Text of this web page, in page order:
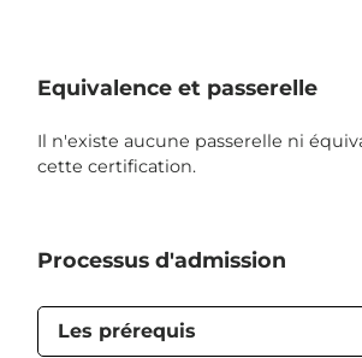
Equivalence et passerelle
Il n'existe aucune passerelle ni
cette certification.
Processus d'admission
Les prérequis